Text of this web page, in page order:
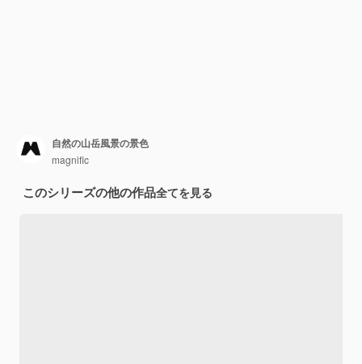
自然の山岳風景の景色
magnific
このシリーズの他の作品全てを見る